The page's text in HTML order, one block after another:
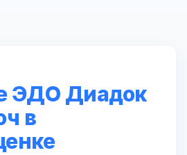
ЭДО Диадок
в